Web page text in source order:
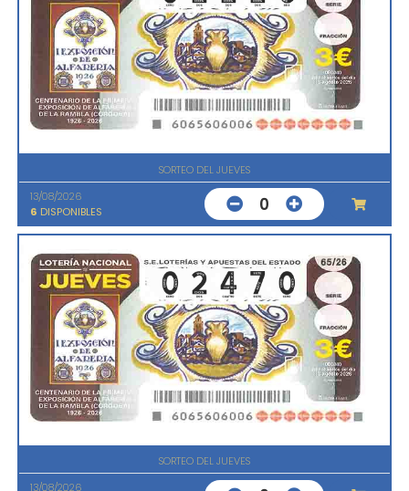
SORTEO DEL JUEVES
13/08/2026
6 DISPONIBLES 0
SORTEO DEL JUEVES
13/08/2026